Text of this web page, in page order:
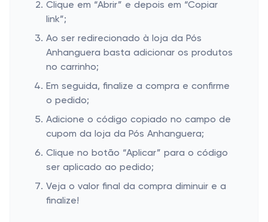
Clique em “Abrir” e depois em “Copiar
link”;
Ao ser redirecionado à loja da Pós
Anhanguera basta adicionar os produtos
no carrinho;
Em seguida, finalize a compra e confirme
o pedido;
Adicione o código copiado no campo de
cupom da loja da Pós Anhanguera;
Clique no botão “Aplicar” para o código
ser aplicado ao pedido;
Veja o valor final da compra diminuir e a
finalize!